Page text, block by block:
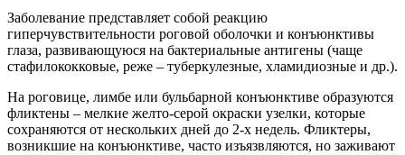
Заболевание представляет собой реакцию
гиперчувствительности роговой оболочки и конъюнктивы
глаза, развивающуюся на бактериальные антигены (чаще
стафилококковые, реже – туберкулезные, хламидиозные и др.).
На роговице, лимбе или бульбарной конъюнктиве образуются
фликтены – мелкие желто-серой окраски узелки, которые
сохраняются от нескольких дней до 2-х недель. Фликтеры,
возникшие на конъюнктиве, часто изъязвляются, но заживают